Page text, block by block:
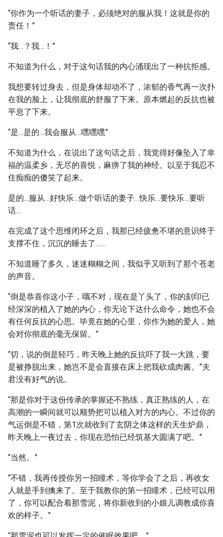
“你作为一个听话的妻子，必须绝对的服从我！这就是你的
责任！”
“我…？我…！”
不知道为什么，对于这句话我的内心涌现出了一种抗拒感。
我想要转过身去，但是身体却动不了，浓郁的香气再一次扑
在我的脸上，让我彻底的舒服了下来。原本燃起的反抗也被
平息了下来。
“是…是的…我会服从…嘿嘿嘿”
不知道为什么，在说出了这句话之后，我觉得好像坠入了幸
福的温柔乡，无尽的喜悦，麻痹了我的神经。以至于我忍不
住痴痴的傻笑了起来。
是的…服从…好快乐…做个听话的妻子…快乐…要快乐…要听
话…
在完成了这个思维闭环之后，我那已经疲惫不堪的意识终于
支撑不住，沉沉的睡去了……
不知道睡了多久，迷迷糊糊之间，我似乎又听到了那个苍老
的声音。
“倒是恭喜你这小子，哦不对，现在是丫头了，你的刻印已
经深深的植入了她的内心，你无论下达什么命令，她也不会
有任何反抗的心思。毕竟在她的心里，你作为她的爱人，她
会对你彻底的毫无保留。”
“切，说的倒是轻巧，昨天晚上她的反抗吓了我一大跳，要
是被挣脱出来，她岂不是会直接在床上把我砍成肉酱。”夫
君没有好气的说。
“那是你对于这份传承的掌握还不熟练，真正熟练的人，在
高潮的一瞬间就可以顺势把可以植入对方的内心。不过你的
气运倒是不错，第1次就收到了玄阴之体这样的天生炉鼎，
昨天晚上一夜过去，你现在恐怕已经筑基大圆满了吧。”
“当然。”
“不错，我再传授你另一招瞳术，等你学会了之后，再收女
人就是手到擒来了。至于我教你的第一招瞳术，已经可以用
了，你可以配合着那雪泥，将你新收到的小娘儿调教成你喜
欢的样子。”